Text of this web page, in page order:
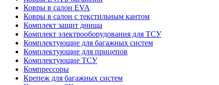
Ковры в салон EVA
Ковры в салон с текстильным кантом
Комплект защит днища
Комплект электрооборудования для ТСУ
Комплектующие для багажных систем
Комплектующие для прицепов
Комплектующие ТСУ
Компрессоры
Крепеж для багажных систем